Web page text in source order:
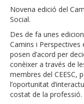
Novena edició del
Social.
Des de fa unes
Camins i
posen d’acord per
conèixer a través de
membres del CEESC,
l’oportunitat
costat de la professió.